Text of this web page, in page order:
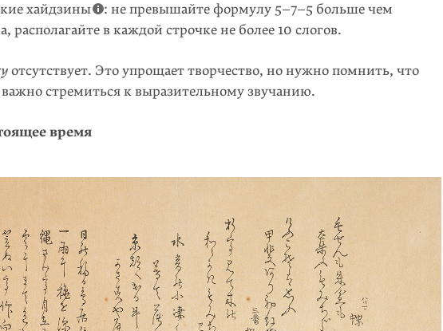
хайдзины
: не превышайте формулу 5–7–5 больше чем
располагайте в каждой строчке не более 10 слогов.
отсутствует. Это упрощает творчество, но нужно помнить, что
стремиться к выразительному звучанию.
время